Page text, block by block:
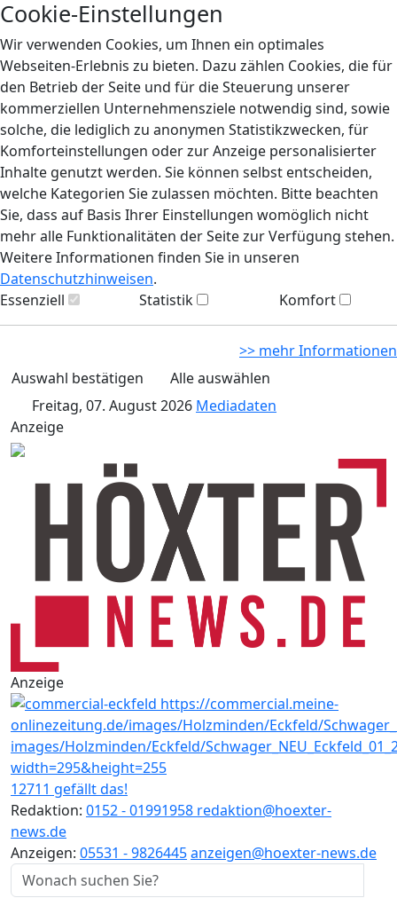
Cookie-Einstellungen
Wir verwenden Cookies, um Ihnen ein optimales
Webseiten-Erlebnis zu bieten. Dazu zählen Cookies, die für
den Betrieb der Seite und für die Steuerung unserer
kommerziellen Unternehmensziele notwendig sind, sowie
solche, die lediglich zu anonymen Statistikzwecken, für
Komforteinstellungen oder zur Anzeige personalisierter
Inhalte genutzt werden. Sie können selbst entscheiden,
welche Kategorien Sie zulassen möchten. Bitte beachten
Sie, dass auf Basis Ihrer Einstellungen womöglich nicht
mehr alle Funktionalitäten der Seite zur Verfügung stehen.
Weitere Informationen finden Sie in unseren
Datenschutzhinweisen.
Essenziell
Statistik Komfort
>> mehr Informationen
Auswahl bestätigen
Alle auswählen
Freitag, 07. August 2026 Mediadaten
Anzeige
Anzeige
12711 gefällt das!
Redaktion: 0152 - 01991958 redaktion@hoexter-
news.de
Anzeigen: 05531 - 9826445anzeigen@hoexter-news.de